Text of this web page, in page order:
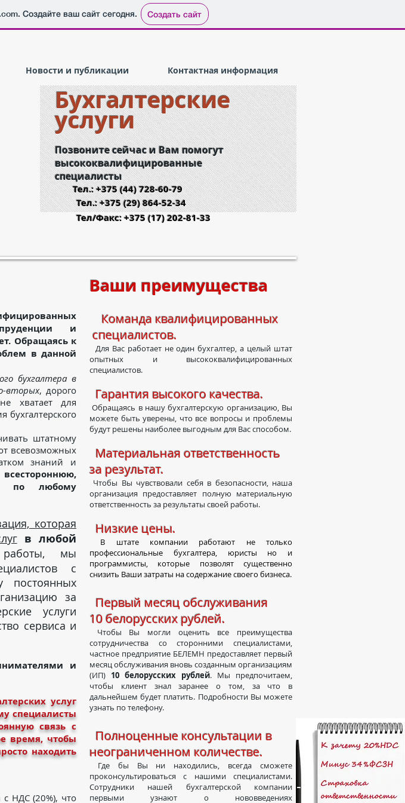
.com. Создайте ваш сайт сегодня. Создать сайт
Бухгалтерские
услуги
Новости и публикации Контактная информация
Позвоните сейчаси Вам помогут
высококвалифицированные
специалисты
Тел.: +375 (44) 728-60-79
Тел.: +375 (29) 864-52-34
Тел/Факс: +375 (17) 202-81-33
и
Обращаясь к
в данной
бухгалтера в
вторых, дорого
хватает для
штатному
всевозможных
знаний и
по любому
которая
в любой
мы
с
за
услуги
сервиса и
и
услуг
специалисты
связь с
время, чтобы
находить
НДС (20%), что
Ваши преимущества
Команда квалифицированных
специалистов.
Для Вас работает не один бухгалтер, а целый штат
опытных и высококвалифицированных
специалистов.
Гарантия высокого качества.
Обращаясь в нашу бухгалтерскую организацию, Вы
можете быть уверены, что все вопросы и проблемы
будут решены наиболее выгодным для Вас способом.
Материальная ответственность
за результат.
Чтобы Вы чувствовали себя в безопасности, наша
организация предоставляет полную материальную
ответственность за результаты своей работы.
Низкие цены.
В штате компании работают не только
профессиональные бухгалтера, юристы но и
программисты, которые позволят существенно
снизить Ваши затраты на содержание своего бизнеса.
Первый месяц обслуживания
10 белорусских рублей.
Чтобы Вы могли оценить все преимущества
сотрудничества со сторонними специалистами,
частное предприятие БЕЛЕМН предоставляет первый
месяц обслуживания вновь созданным организациям
(ИП) 10 белорусских рублей. Мы предпочитаем,
чтобы клиент знал заранее о том, за что в
дальнейшем будет платить. Подробности Вы можете
узнать по телефону.
Полноценные консультации в
неограниченном количестве.
Где бы Вы ни находились, всегда сможете
проконсультироваться с нашими специалистами.
Сотрудники нашей бухгалтерской компании
первыми узнают о нововведениях